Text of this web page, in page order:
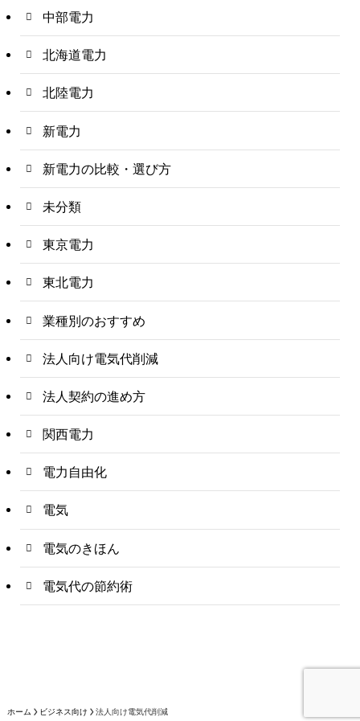
中部電力
北海道電力
北陸電力
新電力
新電力の比較・選び方
未分類
東京電力
東北電力
業種別のおすすめ
法人向け電気代削減
法人契約の進め方
関西電力
電力自由化
電気
電気のきほん
電気代の節約術
ホーム ビジネス向け 法人向け電気代削減